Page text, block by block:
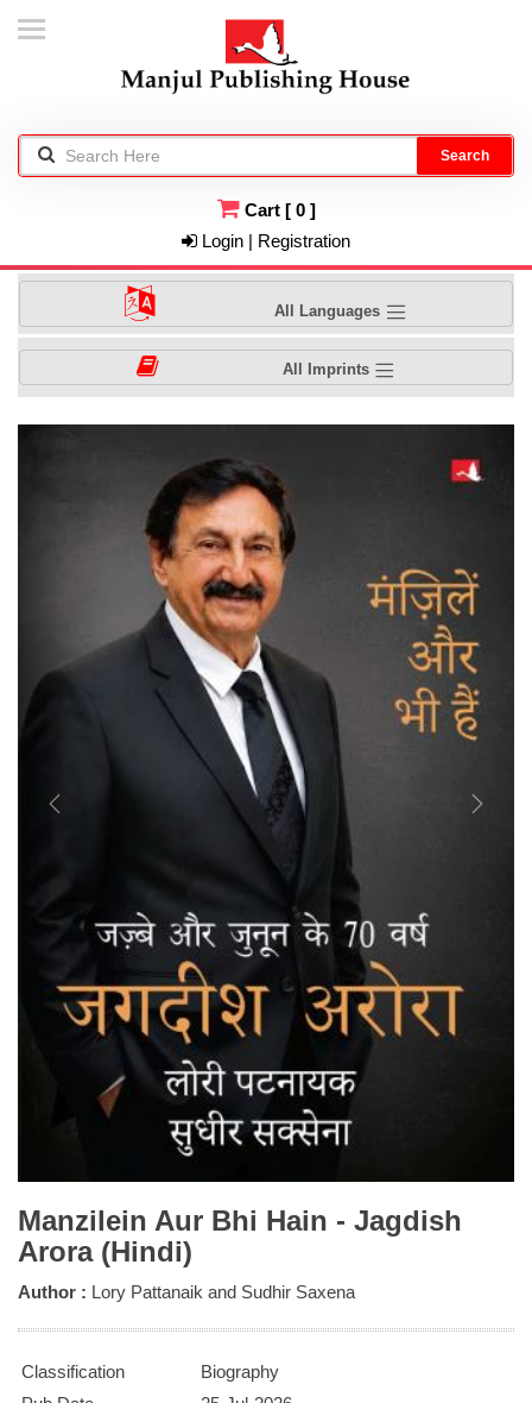
Search
Cart [ 0]
Login | Registration
All Languages
All Imprints
Previous Next
Manzilein Aur Bhi Hain - Jagdish
Arora (Hindi)
Author : Lory Pattanaik and Sudhir Saxena
Classification
Biography